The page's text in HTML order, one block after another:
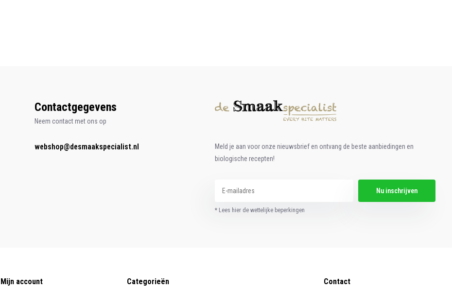
Contactgegevens
Neem contact met ons op
webshop@desmaakspecialist.nl
Meld je aan voor onze nieuwsbrief en ontvang de beste aanbiedingen en
biologische recepten!
Nu inschrijven
* Lees hier de wettelijke beperkingen
Mijn account Categorieën Contact